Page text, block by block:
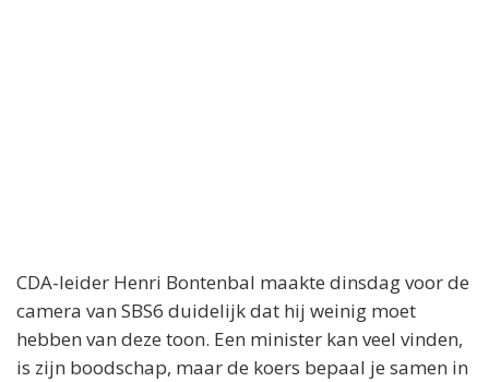
CDA-leider Henri Bontenbal maakte dinsdag voor de
camera van SBS6 duidelijk dat hij weinig moet
hebben van deze toon. Een minister kan veel vinden,
is zijn boodschap, maar de koers bepaal je samen in